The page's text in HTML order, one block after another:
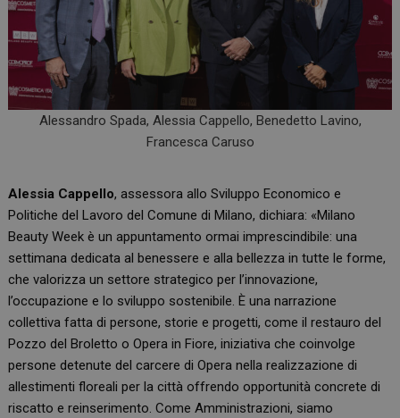
Alessandro Spada, Alessia Cappello, Benedetto Lavino,
Francesca Caruso
Alessia Cappello, assessora allo Sviluppo Economico e
Politiche del Lavoro del Comune di Milano, dichiara: «Milano
Beauty Week è un appuntamento ormai imprescindibile: una
settimana dedicata al benessere e alla bellezza in tutte le forme,
che valorizza un settore strategico per l’innovazione,
l’occupazione e lo sviluppo sostenibile. È una narrazione
collettiva fatta di persone, storie e progetti, come il restauro del
Pozzo del Broletto o Opera in Fiore, iniziativa che coinvolge
persone detenute del carcere di Opera nella realizzazione di
allestimenti floreali per la città offrendo opportunità concrete di
riscatto e reinserimento. Come Amministrazioni, siamo